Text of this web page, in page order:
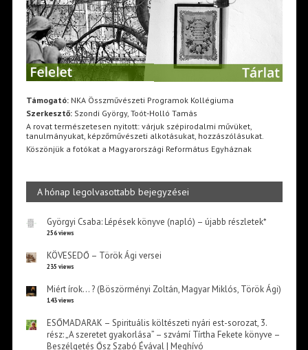
Támogató:NKA Összművészeti Programok Kollégiuma
Szerkesztő:Szondi György, Toót-Holló Tamás
A rovat természetesen nyitott: várjuk szépirodalmi művüket,
tanulmányukat, képzőművészeti alkotásukat, hozzászólásukat.
Köszönjük a fotókat a Magyarországi Református Egyháznak
A hónap legolvasottabb bejegyzései
Györgyi Csaba: Lépések könyve (napló) – újabb részletek*
256 views
KÖVESEDŐ – Török Ági versei
235 views
Miért írok… ? (Böszörményi Zoltán, Magyar Miklós, Török Ági)
143 views
ESŐMADARAK – Spirituális költészeti nyári est-sorozat, 3.
rész: „A szeretet gyakorlása” – szvámí Tírtha Fekete könyve –
Beszélgetés Ősz Szabó Évával | Meghívó